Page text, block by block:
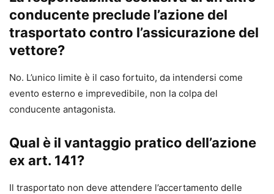
conducente preclude l’azione del
trasportato contro l’assicurazione del
vettore?
No. L’unico limite è il caso fortuito, da intendersi come
evento esterno e imprevedibile, non la colpa del
conducente antagonista.
Qual è il vantaggio pratico dell’azione
ex art. 141?
Il trasportato non deve attendere l’accertamento delle